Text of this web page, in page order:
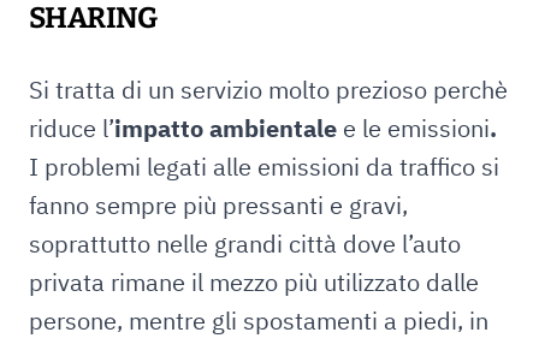
SHARING
Si tratta di un servizio molto prezioso perchè
riduce l’impatto ambientale e le emissioni.
I problemi legati alle emissioni da traffico si
fanno sempre più pressanti e gravi,
soprattutto nelle grandi città dove l’auto
privata rimane il mezzo più utilizzato dalle
persone, mentre gli spostamenti a piedi, in